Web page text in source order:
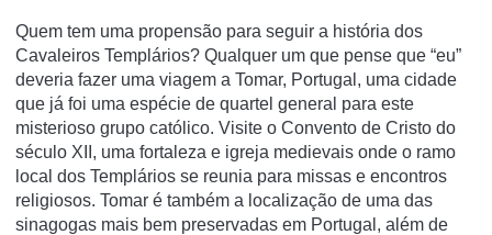
Quem tem uma propensão para seguir a história dos
Cavaleiros Templários? Qualquer um que pense que “eu”
deveria fazer uma viagem a Tomar, Portugal, uma cidade
que já foi uma espécie de quartel general para este
misterioso grupo católico. Visite o Convento de Cristo do
século XII, uma fortaleza e igreja medievais onde o ramo
local dos Templários se reunia para missas e encontros
religiosos. Tomar é também a localização de uma das
sinagogas mais bem preservadas em Portugal, além de